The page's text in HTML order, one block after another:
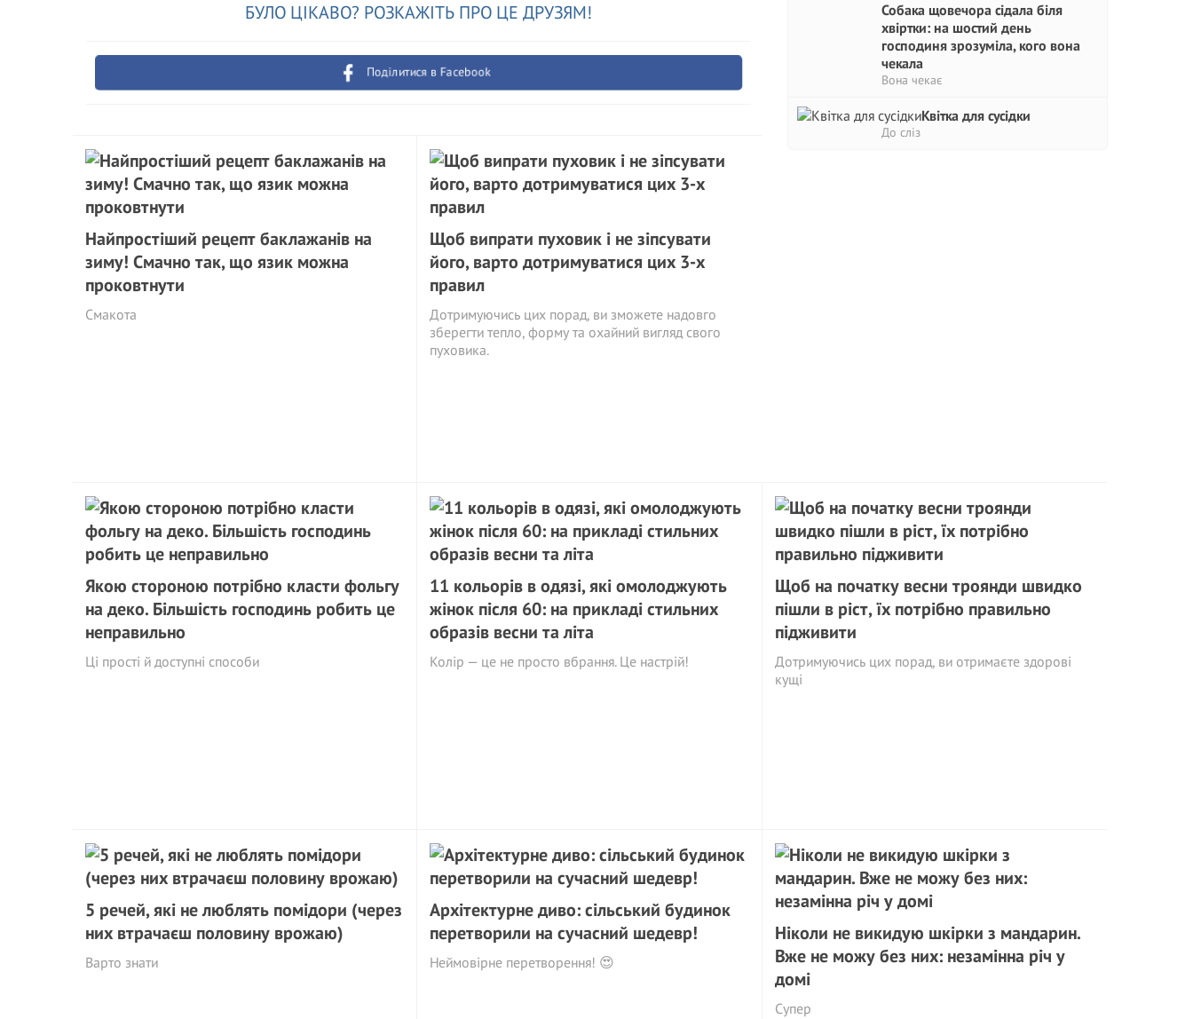
Собака щовечора сідала біля
хвіртки: на шостий день
господиня зрозуміла, кого вона
чекала
Вона чекає
Квітка для сусідки
До сліз
БУЛО ЦІКАВО? РОЗКАЖІТЬ ПРО ЦЕ ДРУЗЯМ!
Поділитися в Facebook
Найпростіший рецепт баклажанів на
зиму! Смачно так, що язик можна
проковтнути
Смакота
Щоб випрати пуховик і не зіпсувати
його, варто дотримуватися цих 3-х
правил
Дотримуючись цих порад, ви зможете надовго
зберегти тепло, форму та охайний вигляд свого
пуховика.
Якою стороною потрібно класти фольгу
на деко. Більшість господинь робить це
неправильно
Ці прості й доступні способи
11 кольорів в одязі, які омолоджують
жінок після 60: на прикладі стильних
образів весни та літа
Колір — це не просто вбрання. Це настрій!
Щоб на початку весни троянди швидко
пішли в ріст, їх потрібно правильно
підживити
Дотримуючись цих порад, ви отримаєте здорові
кущі
5 речей, які не люблять помідори (через
них втрачаєш половину врожаю)
Варто знати
Архітектурне диво: сільський будинок
перетворили на сучасний шедевр!
Неймовірне перетворення! 😍
Ніколи не викидую шкірки з мандарин.
Вже не можу без них: незамінна річ у
домі
Супер